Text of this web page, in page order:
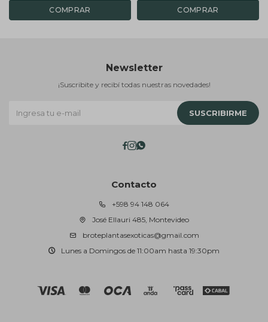
Contacto
+598 94 148 064
José Ellauri 485, Montevideo
broteplantasexoticas@gmail.com
Lunes a Domingos de 11:00am hasta 19:30pm
Newsletter
¡Suscribite y recibí todas nuestras novedades!
SUSCRIBIRME
